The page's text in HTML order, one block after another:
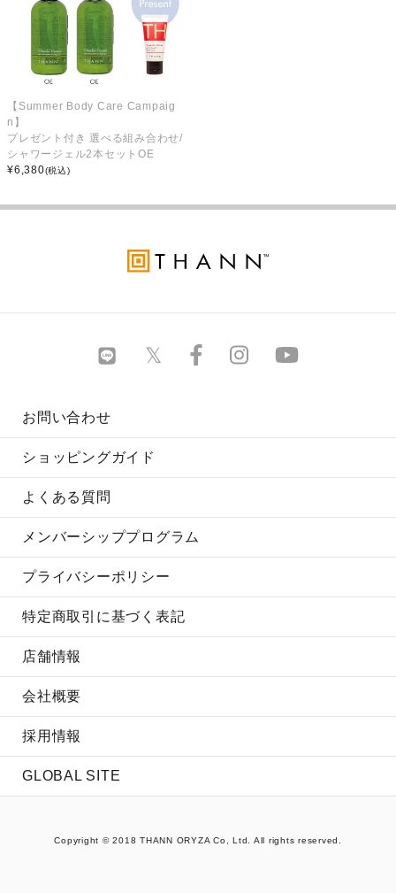
【Summer Body Care Campaig
n】
プレゼント付き 選べる組み合わせ/
シャワージェル2本セットOE
¥6,380(税込)
お問い合わせ
ショッピングガイド
よくある質問
メンバーシッププログラム
プライバシーポリシー
特定商取引に基づく表記
店舗情報
会社概要
採用情報
GLOBAL SITE
Copyright © 2018 THANN ORYZA Co, Ltd. All rights reserved.